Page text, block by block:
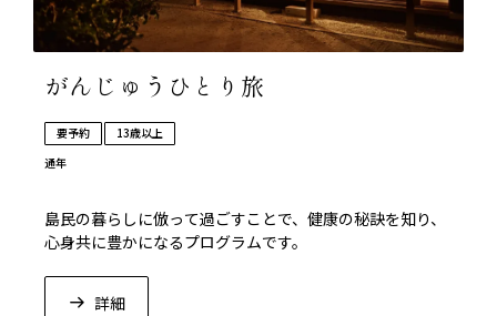
がんじゅうひとり旅
要予約
13歳以上
通年
島民の暮らしに倣って過ごすことで、健康の秘訣を知り、
心身共に豊かになるプログラムです。
詳細